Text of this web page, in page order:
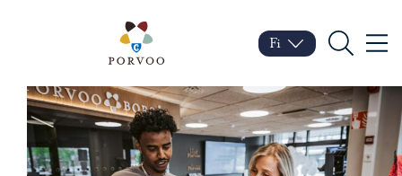
Porvoo – Siirry
Vaihda kieltä
Nykyinen kieli: Suomi
Fi
Hae